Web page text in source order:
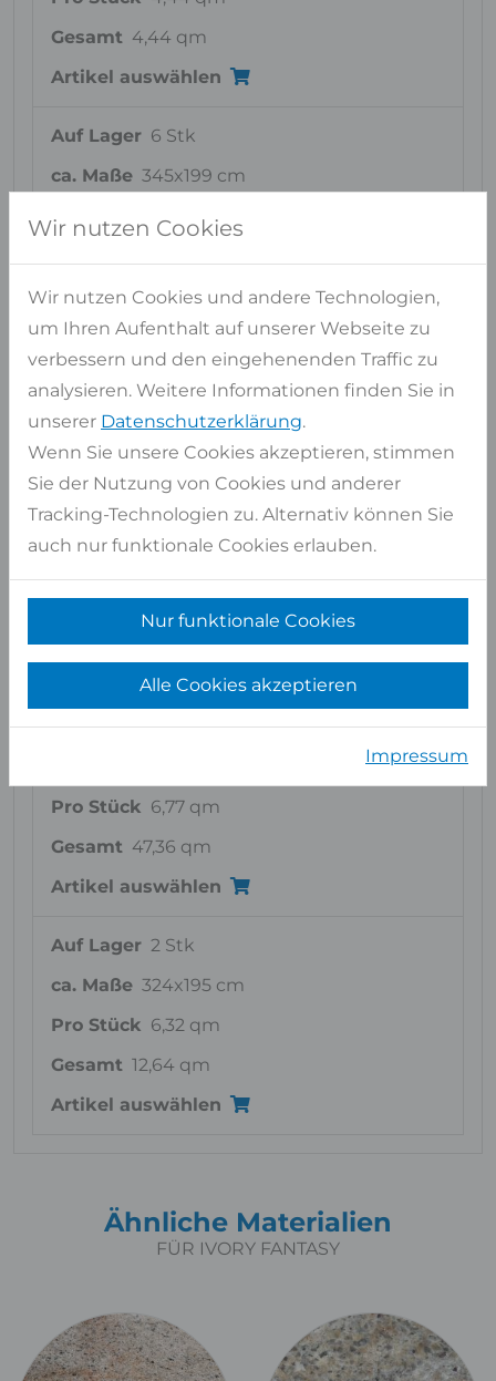
Gesamt 4,44 qm
Artikel auswählen
Auf Lager 6 Stk
ca. Maße 345x199 cm
Pro Stück
6,87 qm
Artikel auswählen
Block
Auf Lager 2 Stk
ca. Maße 323x199 cm
12,86 qm
Artikel auswählen
Auf Lager 7 Stk
Pro Stück 6,77 qm
Gesamt 47,36 qm
Artikel auswählen
Auf Lager 2 Stk
ca. Maße 324x195 cm
Pro Stück 6,32 qm
Gesamt 12,64 qm
Artikel auswählen
Ähnliche Materialien
FÜR IVORY FANTASY
Wir nutzen Cookies
Wir nutzen Cookies und andere Technologien,
um Ihren Aufenthalt auf unserer Webseite zu
verbessern und den eingehenenden Traffic zu
analysieren. Weitere Informationen finden Sie in
unserer Datenschutzerklärung.
Wenn Sie unsere Cookies akzeptieren, stimmen
Sie der Nutzung von Cookies und anderer
Tracking-Technologien zu. Alternativ können Sie
auch nur funktionale Cookies erlauben.
Nur funktionale Cookies
Alle Cookies akzeptieren
Impressum